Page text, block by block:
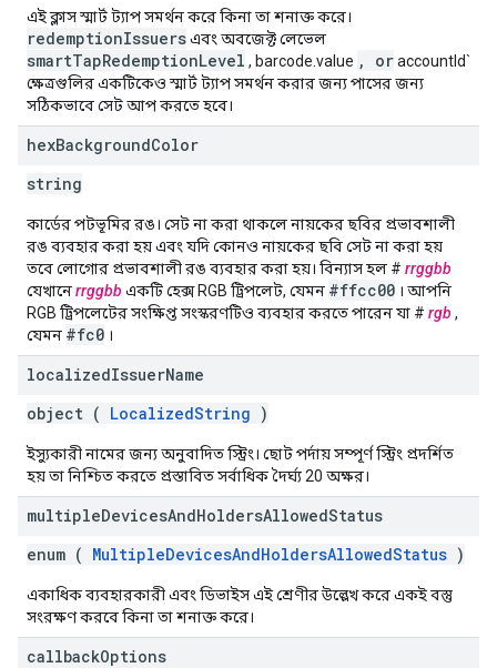
এই ক্লাস স্মার্ট ট্যাপ সমর্থন করে কিনা তা শনাক্ত করে।
redemptionIssuersএবং অবজেক্ট লেভেল
smartTapRedemptionLevel , barcode.value , oraccountId`
ক্ষেত্রগুলির একটিকেও স্মার্ট ট্যাপ সমর্থন করার জন্য পাসের জন্য
সঠিকভাবে সেট আপ করতে হবে।
hexBackgroundColor
string
কার্ডের পটভূমির রঙ। সেট না করা থাকলে নায়কের ছবির প্রভাবশালী
রঙ ব্যবহার করা হয় এবং যদি কোনও নায়কের ছবি সেট না করা হয়
তবে লোগোর প্রভাবশালী রঙ ব্যবহার করা হয়। বিন্যাস হল # rrggbb
যেখানেrrggbb একটি হেক্স RGB ট্রিপলেট, যেমন #ffcc00 । আপনি
RGB ট্রিপলেটের সংক্ষিপ্ত সংস্করণটিও ব্যবহার করতে পারেন যা # rgb ,
যেমন #fc0 ।
localizedIssuerName
object ( LocalizedString )
ইস্যুকারী নামের জন্য অনুবাদিত স্ট্রিং। ছোট পর্দায় সম্পূর্ণ স্ট্রিং প্রদর্শিত
হয় তা নিশ্চিত করতে প্রস্তাবিত সর্বাধিক দৈর্ঘ্য 20 অক্ষর।
multipleDevicesAndHoldersAllowedStatus
enum ( MultipleDevicesAndHoldersAllowedStatus )
একাধিক ব্যবহারকারী এবং ডিভাইস এই শ্রেণীর উল্লেখ করে একই বস্তু
সংরক্ষণ করবে কিনা তা শনাক্ত করে।
callbackOptions